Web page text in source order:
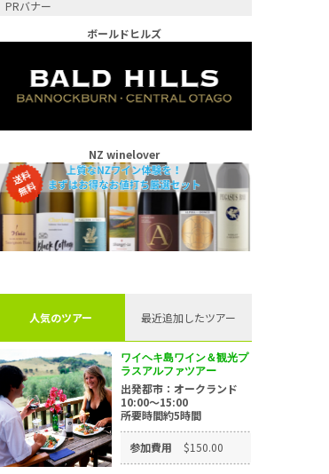
PRバナー
ボールドヒルズ
NZ winelover
人気のツアー 最近追加したツアー
ワイヘキ島ワイン＆観光プ
ラスアルファツアー
出発都市：オークランド
10:00～15:00
所要時間約5時間
参加費用 $150.00